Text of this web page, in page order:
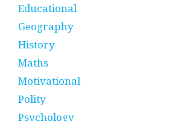
Educational
Geography
History
Maths
Motivational
Polity
Psychology